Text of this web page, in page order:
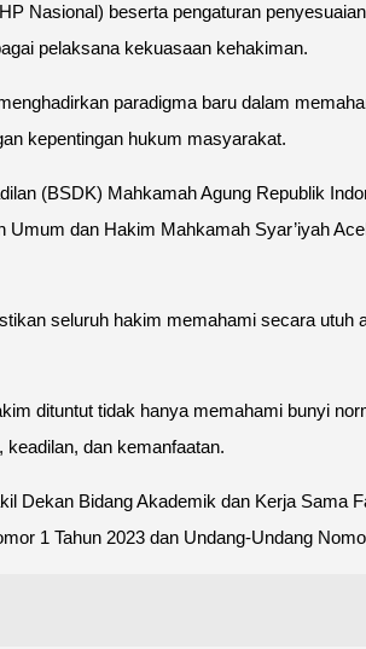
Nasional) beserta pengaturan
pelaksana kekuasaan kehakiman.
paradigma baru dalam
kepentingan hukum masyarakat.
(BSDK) Mahkamah Agung Republik
dan Hakim Mahkamah Syar’iyah
seluruh hakim memahami secara
dituntut tidak hanya memahami bunyi
dan kemanfaatan.
Bidang Akademik dan Kerja Sama
1 Tahun 2023 dan Undang-Undang